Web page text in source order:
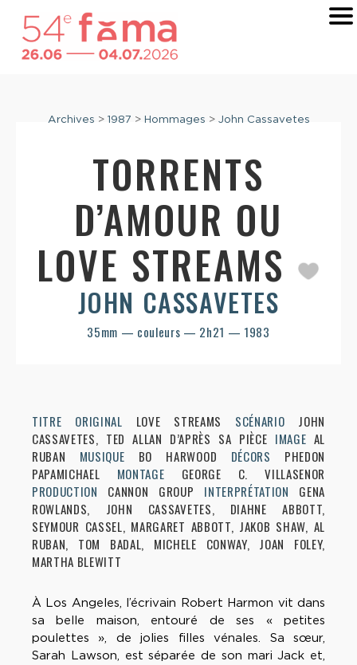
Archives > 1987 > Hommages > John Cassavetes
TORRENTS
D’AMOUR OU
LOVE STREAMS
JOHN CASSAVETES
35mm — couleurs — 2h21 — 1983
TITRE ORIGINAL LOVE STREAMS SCÉNARIO JOHN
CASSAVETES, TED ALLAN D’APRÈS SA PIÈCE IMAGE AL
RUBAN MUSIQUE BO HARWOOD DÉCORS PHEDON
PAPAMICHAEL MONTAGE GEORGE C. VILLASENOR
PRODUCTION CANNON GROUP INTERPRÉTATION
GENA
ROWLANDS, JOHN CASSAVETES, DIAHNE ABBOTT,
SEYMOUR CASSEL, MARGARET ABBOTT, JAKOB SHAW, AL
RUBAN, TOM BADAL, MICHELE CONWAY, JOAN FOLEY,
MARTHA BLEWITT
À Los Angeles, l’écrivain Robert Harmon vit dans
sa belle maison, entouré de ses « petites
poulettes », de jolies filles vénales. Sa sœur,
Sarah Lawson, est séparée de son mari Jack et,